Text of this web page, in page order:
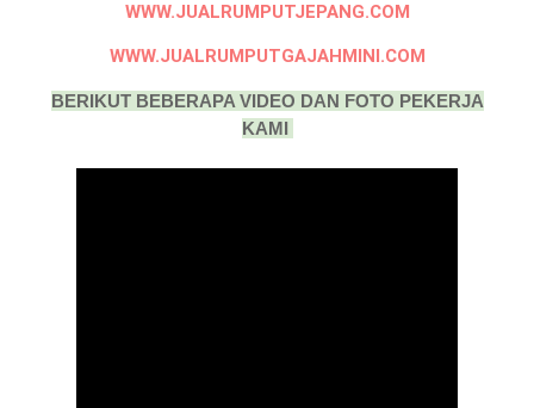
WWW.JUALRUMPUTJEPANG.COM
WWW.JUALRUMPUTGAJAHMINI.COM
BERIKUT BEBERAPA VIDEO DAN FOTO PEKERJA
KAMI